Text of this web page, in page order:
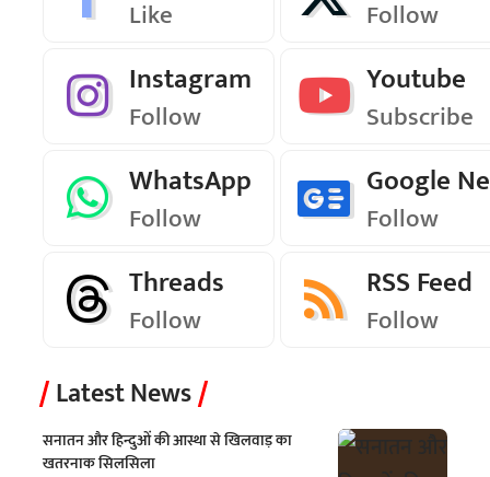
Like Follow
Instagram
Follow
Youtube
Subscribe
WhatsApp
Follow
Google
Follow
Threads
Follow
RSS Feed
Follow
Latest News
सनातन और हिन्दुओं की आस्था से खिलवाड़ का
खतरनाक सिलसिला